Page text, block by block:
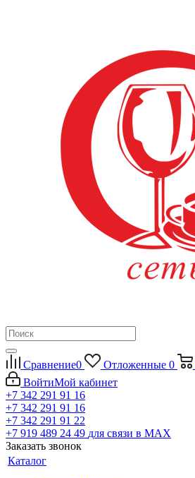
Сравнение0 Отложенные 0
ВойтиМой кабинет
+7 342 291 91 16
+7 342 291 91 16
+7 342 291 91 22
+7 919 489 24 49 для связи в МАХ
Заказать звонок
Каталог